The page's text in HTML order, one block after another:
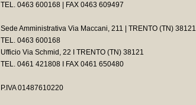
TEL. 0463 600168 | FAX 0463 609497
Sede Amministrativa Via Maccani, 211 | TRENTO (TN) 38121
TEL. 0463 600168
Ufficio Via Schmid, 22 I TRENTO (TN) 38121
TEL. 0461 421808 I FAX 0461 650480
P.IVA 01487610220